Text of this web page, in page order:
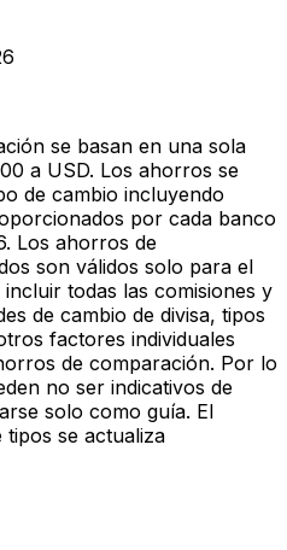
se basan en una sola
a USD. Los ahorros se
de cambio incluyendo
por cada banco
Los ahorros de
son válidos solo para el
todas las comisiones y
de cambio de divisa, tipos
factores individuales
de comparación. Por lo
no ser indicativos de
solo como guía. El
se actualiza